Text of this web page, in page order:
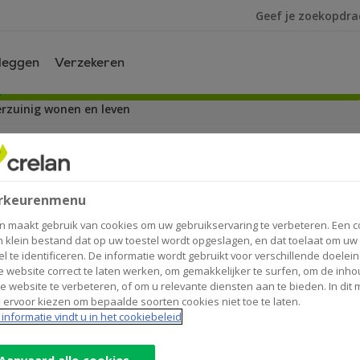
Ik ben op zoek
Verzekeren
wonen en leven
waterzuinig wonen en leven
geen toegang hebben tot drinkbaar
drinkwater. Tijd dus om stil te staan bij ons
je plannen hebt om te (ver)bouwen.
maakt gebruik van cookies om uw gebruikservaring te verbeteren. Een
klein bestand dat op uw toestel wordt opgeslagen, en dat toelaat om uw
te identificeren. De informatie wordt gebruikt voor verschillende
website correct te laten werken, om gemakkelijker te surfen, om de
website te verbeteren, of om u relevante diensten aan te bieden. In dit
ervoor kiezen om bepaalde soorten cookies niet toe te laten.
vindt u in het cookiebeleid